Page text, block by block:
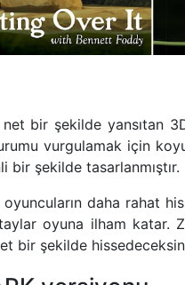
bir şekilde yansıtan
vurgulamak için
şekilde tasarlanmıştır.
daha rahat
oyuna ilham katar.
bir şekilde